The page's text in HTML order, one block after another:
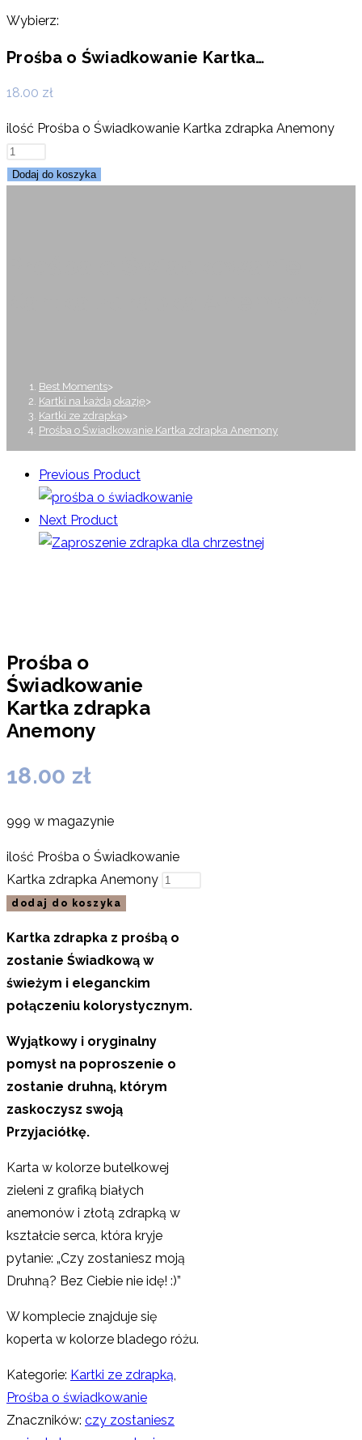
Wybierz:
Prośba o Świadkowanie Kartka…
18.00 zł
ilość Prośba o Świadkowanie Kartka zdrapka Anemony
Dodaj do koszyka
Best Moments>
Kartki na każdą okazję>
Kartki ze zdrapką>
Prośba o Świadkowanie Kartka zdrapka Anemony
Previous Product
Next Product
Prośba o
Świadkowanie
Kartka zdrapka
Anemony
18.00 zł
999 w magazynie
ilość Prośba o Świadkowanie
Kartka zdrapka Anemony
dodaj do koszyka
Kartka zdrapka z prośbą o
zostanie Świadkową w
świeżym i eleganckim
połączeniu kolorystycznym.
Wyjątkowy i oryginalny
pomysł na poproszenie o
zostanie druhną, którym
zaskoczysz swoją
Przyjaciółkę.
Karta w kolorze butelkowej
zieleni z grafiką białych
anemonów i złotą zdrapką w
kształcie serca, która kryje
pytanie: „Czy zostaniesz moją
Druhną? Bez Ciebie nie idę! :)”
W komplecie znajduje się
koperta w kolorze bladego różu.
Kategorie: Kartki ze zdrapką,
Prośba o świadkowanie
Znaczników: czy zostaniesz